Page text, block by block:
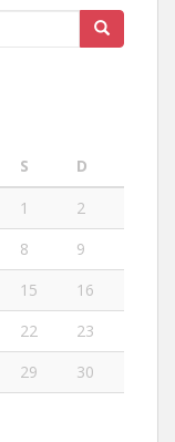
S
D
1
2
8
9
15
16
22
23
29
30